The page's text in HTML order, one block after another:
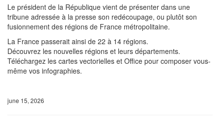
Le président de la République vient de présenter dans une
tribune adressée à la presse son redécoupage, ou plutôt son
fusionnement des régions de France métropolitaine.
La France passerait ainsi de 22 à 14 régions.
Découvrez les nouvelles régions et leurs départements.
Téléchargez les cartes vectorielles et Office pour composer vous-
même vos infographies.
june 15, 2026